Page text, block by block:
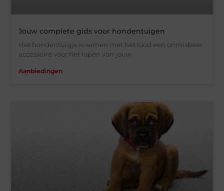
Jouw complete gids voor hondentuigen
Het hondentuigje is samen met het lood een onmisbaar
accessoire voor het lopen van jouw
Aanbiedingen